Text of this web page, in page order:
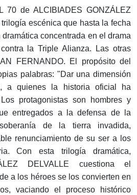
70 de ALCIBIADES GONZÁLEZ
escénica que hasta la fecha
concentrada en el drama
la Triple Alianza. Las otras
FERNANDO. El propósito del
palabras: "Dar una dimensión
a quienes la historia oficial ha
protagonistas son hombres y
entregados a la defensa de la
de la tierra invadida,
renunciamiento de su ser a los
Con esta trilogía dramática,
DELVALLE cuestiona el
a los héroes se los convierten en
vaciando el proceso histórico